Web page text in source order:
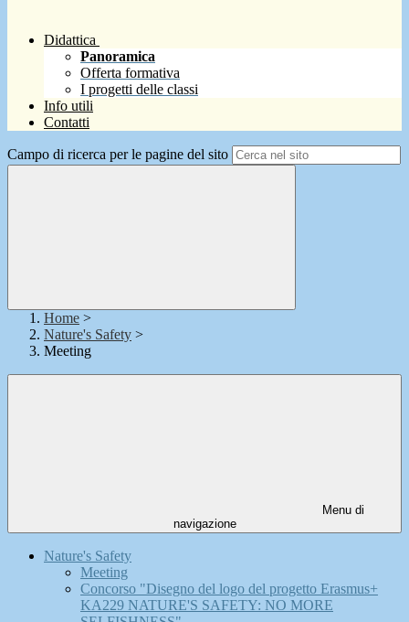
Didattica
Panoramica
Offerta formativa
I progetti delle classi
Info utili
Contatti
Campo di ricerca per le pagine del sito
Home >
Nature's Safety >
Meeting
Menu di
navigazione
Nature's Safety
Meeting
Concorso "Disegno del logo del progetto Erasmus+
KA229 NATURE'S SAFETY: NO MORE